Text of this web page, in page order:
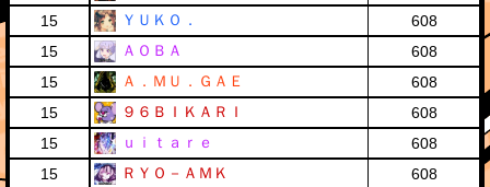
15
ＹＵＫＯ．
608
15
ＡＯＢＡ
608
15
Ａ．ＭＵ．ＧＡＥ
608
15
９６ＢＩＫＡＲＩ
608
15
ｕｉｔａｒｅ
608
15
ＲＹＯ－ＡＭＫ
608